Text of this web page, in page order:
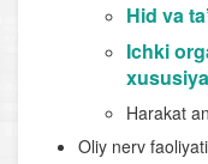
Hid va
Ichki
Harakat
Oliy nerv faoliyati